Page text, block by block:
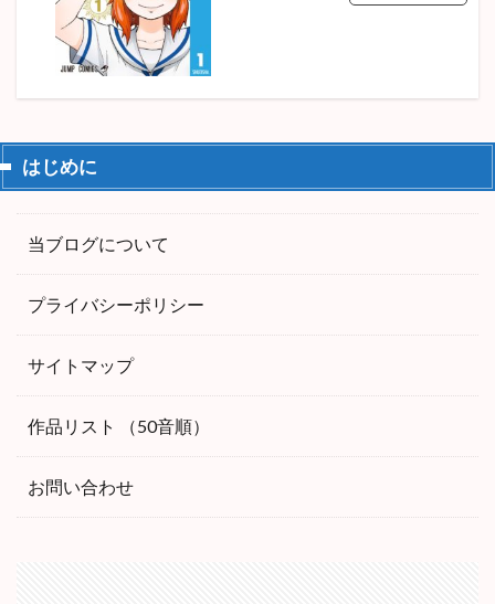
はじめに
当ブログについて
プライバシーポリシー
サイトマップ
作品リスト （50音順）
お問い合わせ